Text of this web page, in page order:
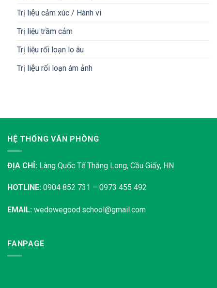
Trị liệu cảm xúc / Hành vi
Trị liệu trầm cảm
Trị liệu rối loạn lo âu
Trị liệu rối loạn ám ảnh
HỆ THỐNG VĂN PHÒNG
ĐỊA CHỈ: Làng Quốc Tế Thăng Long, Cầu Giấy, HN
HOTLINE: 0904 852 731 – 0973 455 492
EMAIL: wedowegood.school@gmail.com
FANPAGE